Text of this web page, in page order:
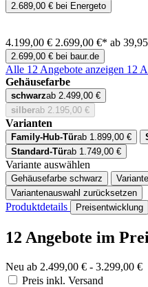
2.689,00 € bei Energeto
4.199,00 € 2.699,00 €* ab
2.699,00 € bei baur.de
Alle 12 Angebote anzeigen 12
Gehäusefarbe
schwarzab 2.499,00 €
silberab 2.195,00 €
Varianten
Family-Hub-Türab 1.899,00 €
Standard‑Türab 1.749,00 €
Variante auswählen
Gehäusefarbe schwarz
Variantenauswahl zurücksetzen
Produktdetails Preisentwicklung
12 Angebote im
Neu ab 2.499,00 € - 3.299,00 €
Preis inkl. Versand